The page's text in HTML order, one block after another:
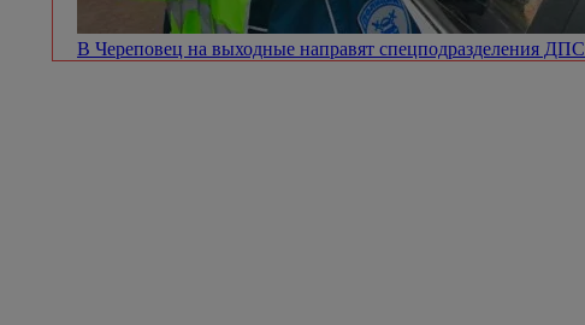
В Череповец на выходные направят спецподразделения ДПС